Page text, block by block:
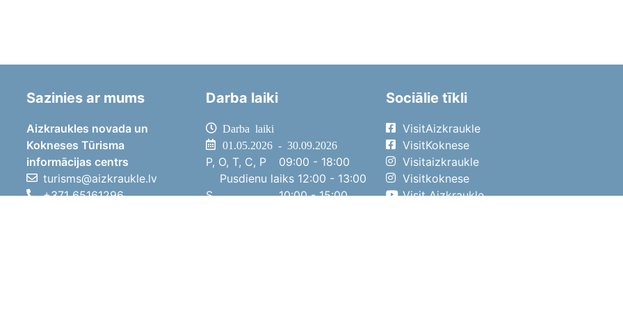
Sazinies ar mums
Aizkraukles novada un
Kokneses Tūrisma
informācijas centrs
turisms@aizkraukle.lv
+371 65161296
Darba laiki
Darba laiki
01.05.2026 - 30.09.2026
P, O, T, C, P
09:00 - 18:00
Pusdienu laiks 12:00 - 13:00
S
10:00 - 15:00
Sociālie tīkli
VisitAizkraukle
VisitKoknese
Visitaizkraukle
Visitkoknese
Visit Aizkraukle